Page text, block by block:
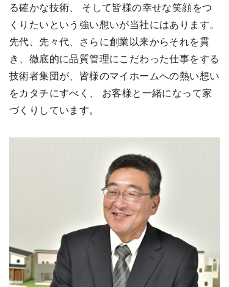
る確かな技術、 そして皆様の幸せな笑顔をつ
くりたいという強い想いが当社にはあります。
先代、先々代、さらに創業以来からそれを貫
き、徹底的に品質管理にこだわった仕事をする
技術者集団が、皆様のマイホームへの熱い想い
をカタチにすべく、 お客様と一緒になって家
づくりしています。